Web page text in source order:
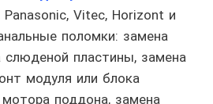
Panasonic, Vitec, Horizont и
поломки: замена
слюденой пластины, замена
модуля или блока
мотора поддона, замена